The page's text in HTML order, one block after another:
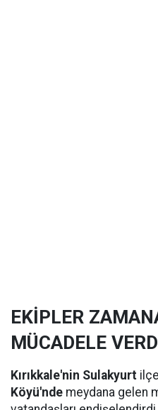
EKİPLER
MÜCADELE
Kırıkkale'nin Sulakyurt
Köyü'nde meydana gelen